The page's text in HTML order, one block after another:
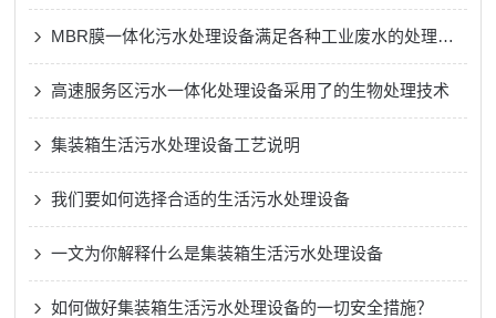
MBR膜一体化污水处理设备满足各种工业废水的处理需求
高速服务区污水一体化处理设备采用了的生物处理技术
集装箱生活污水处理设备工艺说明
我们要如何选择合适的生活污水处理设备
一文为你解释什么是集装箱生活污水处理设备
如何做好集装箱生活污水处理设备的一切安全措施？